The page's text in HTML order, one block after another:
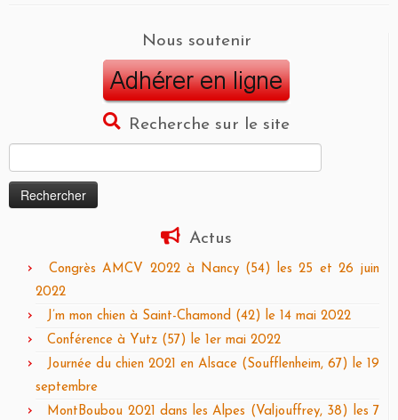
Nous soutenir
Recherche sur le site
Actus
Congrès AMCV 2022 à Nancy (54) les 25 et 26 juin
2022
J’m mon chien à Saint-Chamond (42) le 14 mai 2022
Conférence à Yutz (57) le 1er mai 2022
Journée du chien 2021 en Alsace (Soufflenheim, 67) le 19
septembre
MontBoubou 2021 dans les Alpes (Valjouffrey, 38) les 7